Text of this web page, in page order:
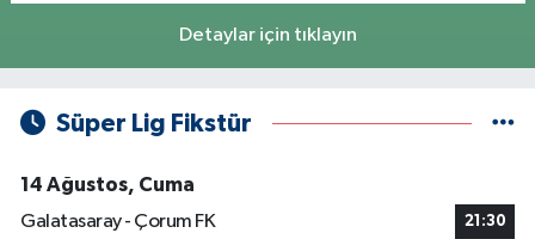
Detaylar için tıklayın
Süper Lig Fikstür
14 Ağustos, Cuma
Galatasaray - Çorum FK
21:30